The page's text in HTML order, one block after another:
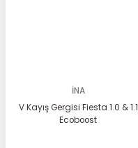
İNA
V Kayış Gergisi Fiesta 1.0 & 1.1
Ecoboost